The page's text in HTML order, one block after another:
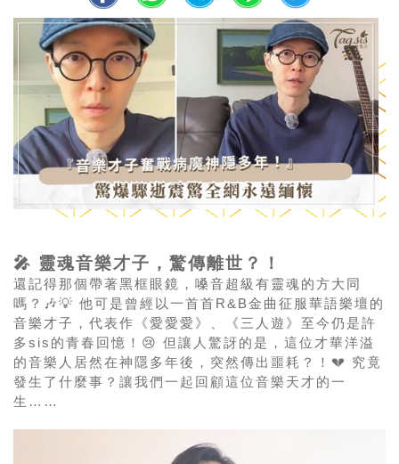
🎤 靈魂音樂才子，驚傳離世？！
還記得那個帶著黑框眼鏡，嗓音超級有靈魂的方大同
嗎？🎶💡 他可是曾經以一首首R&B金曲征服華語樂壇的
音樂才子，代表作《愛愛愛》、《三人遊》至今仍是許
多sis的青春回憶！😢 但讓人驚訝的是，這位才華洋溢
的音樂人居然在神隱多年後，突然傳出噩耗？！💔 究竟
發生了什麼事？讓我們一起回顧這位音樂天才的一
生……